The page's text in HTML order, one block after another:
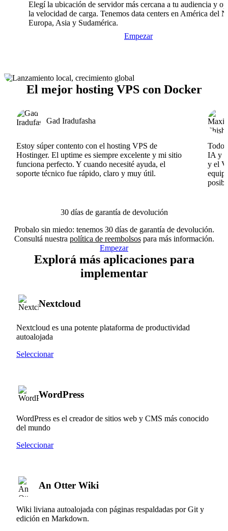
Elegí la ubicación de servidor más cercana a tu audiencia y
la velocidad de carga. Tenemos data centers en América del
Europa, Asia y Sudamérica.
Empezar
El mejor hosting VPS con Docker
Gad Iradufasha
Estoy súper contento con el hosting VPS de
Hostinger. El uptime es siempre excelente y mi sitio
funciona perfecto. Y cuando necesité ayuda, el
soporte técnico fue rápido, claro y muy útil.
Todo
IA y
y el
30 días de garantía de devolución
Probalo sin miedo: tenemos 30 días de garantía de devolución.
Consultá nuestra política de reembolsospara más información.
Empezar
Explorá más aplicaciones para
implementar
Nextcloud
Nextcloud es una potente plataforma de productividad
autoalojada
Seleccionar
WordPress
WordPress es el creador de sitios web y CMS más conocido
del mundo
Seleccionar
An Otter Wiki
Wiki liviana autoalojada con páginas respaldadas por Git y
edición en Markdown.